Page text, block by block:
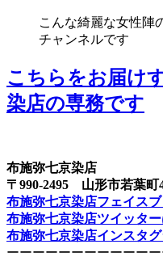
こんな綺麗な女性陣
チャンネルです
こちらをお届け
染店の専務です
布施弥七京染店
〒990-2495 山形市若葉町
布施弥七京染店フェイス
布施弥七京染店ツイッタ
布施弥七京染店インスタ
ーーーーーーーーーーー